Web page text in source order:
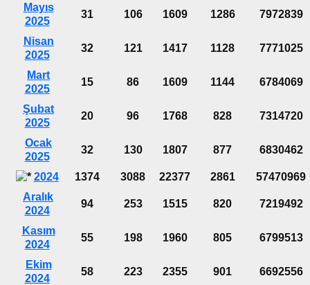
Mayıs
2025
31 106 1609 1286 7972839
Nisan
2025
32 121 1417 1128 7771025
Mart
2025
15 86 1609 1144 6784069
Şubat
2025
20 96 1768 828 7314720
Ocak
2025
32 130 1807 877 6830462
2024 1374 3088 22377 2861
57470969
Aralık
2024
94 253 1515 820 7219492
Kasım
2024
55 198 1960 805 6799513
Ekim
2024
58 223 2355 901 6692556